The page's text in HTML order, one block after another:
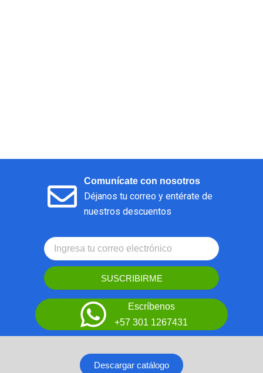
Comunícate con nosotros
Déjanos tu correo y entérate de
nuestros descuentos
SUSCRIBIRME
Escríbenos
+57 301 1267431
Descargar catálogo